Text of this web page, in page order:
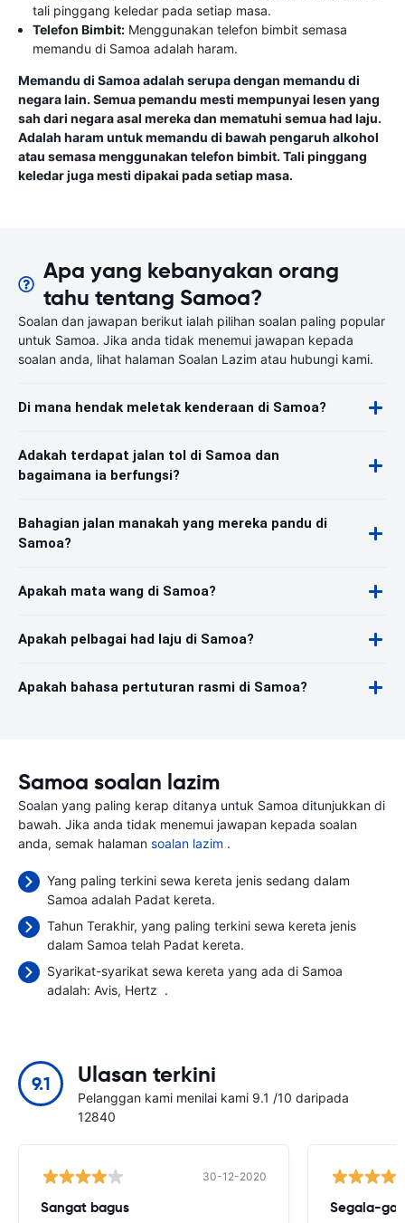
tali pinggang keledar pada setiap masa.
Telefon Bimbit: Menggunakan telefon bimbit semasa
memandu di Samoa adalah haram.
Memandu di Samoa adalah serupa dengan memandu di
negara lain. Semua pemandu mesti mempunyai lesen yang
sah dari negara asal mereka dan mematuhi semua had laju.
Adalah haram untuk memandu di bawah pengaruh alkohol
atau semasa menggunakan telefon bimbit. Tali pinggang
keledar juga mesti dipakai pada setiap masa.
Apa yang kebanyakan orang
tahu tentang Samoa?
Soalan dan jawapan berikut ialah pilihan soalan paling popular
untuk Samoa. Jika anda tidak menemui jawapan kepada
soalan anda, lihat halaman Soalan Lazim atau hubungi kami.
Di mana hendak meletak kenderaan di Samoa?
Adakah terdapat jalan tol di Samoa dan
bagaimana ia berfungsi?
Bahagian jalan manakah yang mereka pandu di
Samoa?
Apakah mata wang di Samoa?
Apakah pelbagai had laju di Samoa?
Apakah bahasa pertuturan rasmi di Samoa?
Samoa soalan lazim
Soalan yang paling kerap ditanya untuk Samoa ditunjukkan di
bawah. Jika anda tidak menemui jawapan kepada soalan
anda, semak halaman soalan lazim .
Yang paling terkini sewa kereta jenis sedang dalam
Samoa adalah Padat kereta.
Tahun Terakhir, yang paling terkini sewa kereta jenis
dalam Samoa telah Padat kereta.
Syarikat-syarikat sewa kereta yang ada di Samoa
adalah: Avis Hertz .
9.1 Ulasan terkini
Pelanggan kami menilai kami 9.1 /10 daripada
12840
30-12-2020
Sangat bagus Segala-